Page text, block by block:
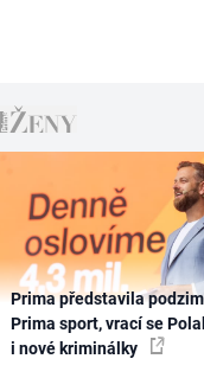
Prima představila
Prima sport, vrací se
i nové kriminálky